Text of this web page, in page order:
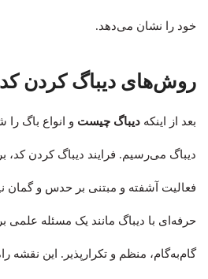
خود را نشان می‌دهد.
روش‌های دیباگ کردن کد در ۵
بعد از اینکه دیباگ چیست
دیباگ می‌رسیم. فرایند دیباگ کردن
فعالیت آشفته و مبتنی بر حدس و گمان
حرفه‌ای با دیباگ مانند یک مسئله علمی
گام‌به‌گام، منظم و تکرارپذیر. این نقشه